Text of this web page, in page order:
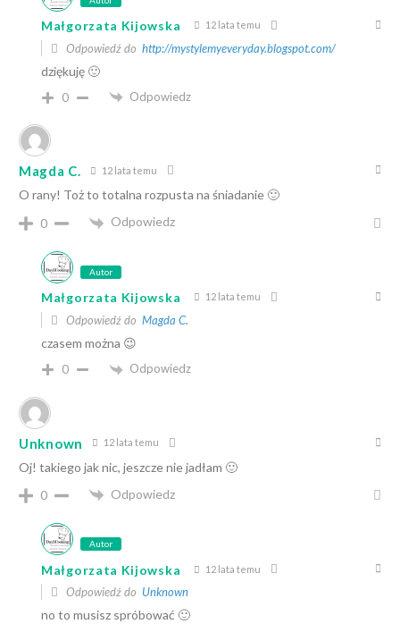
Małgorzata Kijowska 12 lata temu
Odpowiedź do http://mystylemyeveryday.blogspot.com/
dziękuję 🙂
0 Odpowiedz
Magda C. 12 lata temu
O rany! Toż to totalna rozpusta na śniadanie 🙂
0
Odpowiedz
Autor
Małgorzata Kijowska 12 lata temu
Odpowiedź do Magda C.
czasem można 😉
0 Odpowiedz
Unknown 12 lata temu
Oj! takiego jak nic, jeszcze nie jadłam 🙂
0
Odpowiedz
Autor
Małgorzata Kijowska 12 lata temu
Odpowiedź do Unknown
no to musisz spróbować 🙂